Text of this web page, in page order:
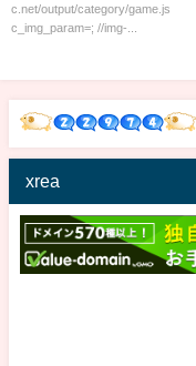
c.net/output/category/game.js
c_img_param=; //img-...
xrea